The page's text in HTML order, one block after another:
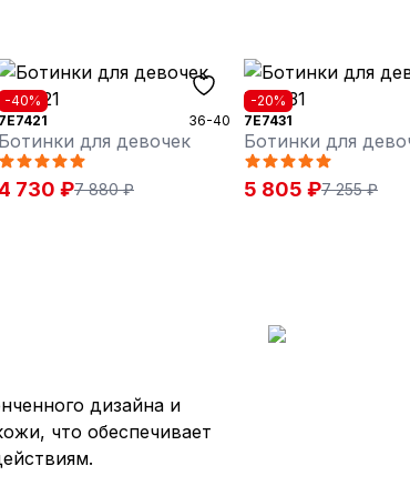
-40%
7E7421
36-40
Ботинки для девочек
730 ₽7 880 ₽
-20%
7E7431
Ботинки для
5 805 ₽7 255 ₽
дизайна и
что обеспечивает